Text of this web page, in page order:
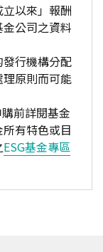
以來」報酬
公司之資料
行機構分配
原則而可能
前詳閱基金
有特色或目
ESG基金專區